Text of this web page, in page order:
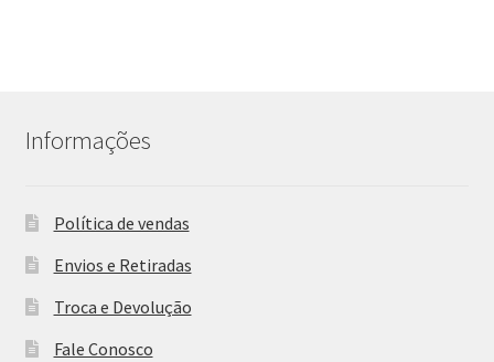
Informações
Política de vendas
Envios e Retiradas
Troca e Devolução
Fale Conosco